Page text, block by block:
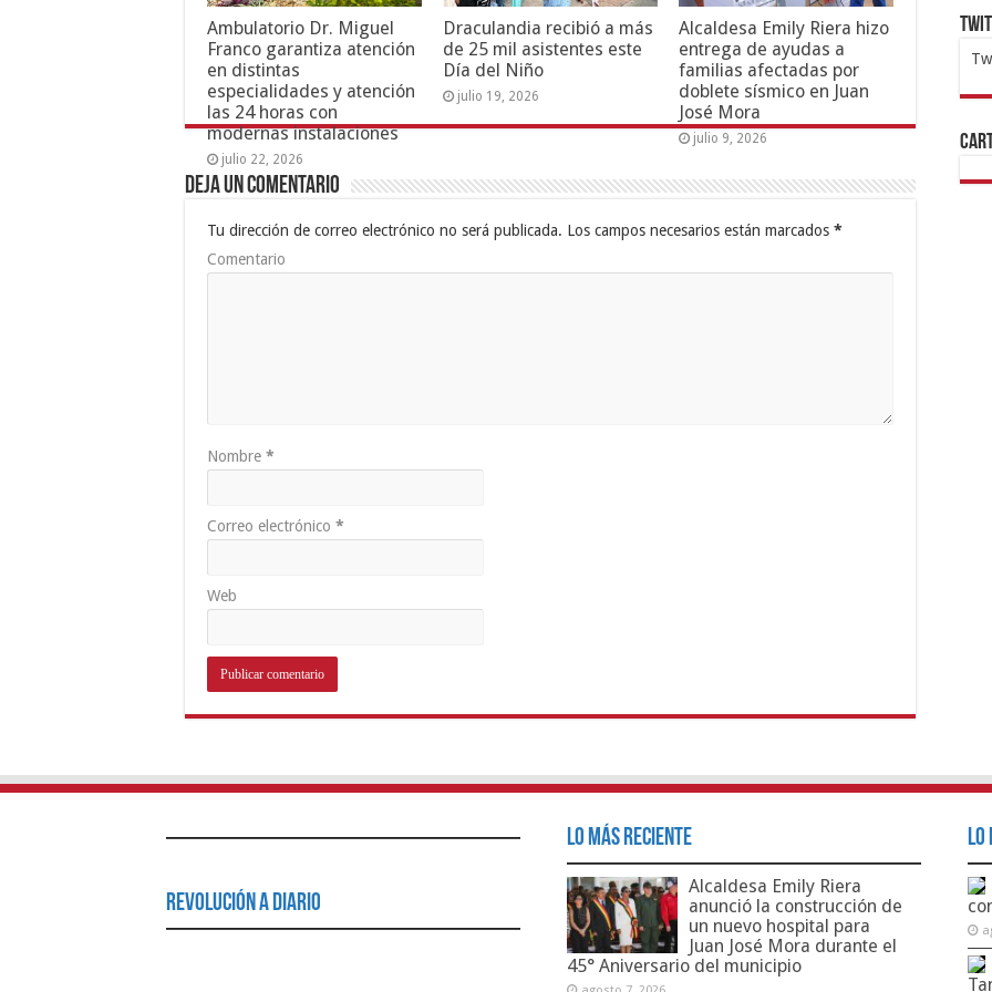
Ambulatorio Dr. Miguel
Franco garantiza atención
en distintas
especialidades y atención
las 24 horas con
modernas instalaciones
julio 22, 2026
Draculandia recibió a más
de 25 mil asistentes este
Día del Niño
julio 19, 2026
Alcaldesa Emily Riera hizo
entrega de ayudas a
familias afectadas por
doblete sísmico en Juan
José Mora
julio 9, 2026
Deja un comentario
Tu dirección de correo electrónico no será publicada. Los campos necesarios están marcados *
Comentario
Nombre *
Correo electrónico *
Web
Revolución a Diario
Lo Más Reciente
Alcaldesa Emily Riera
anunció la construcción de
un nuevo hospital para
Juan José Mora durante el
45° Aniversario del municipio
Lo